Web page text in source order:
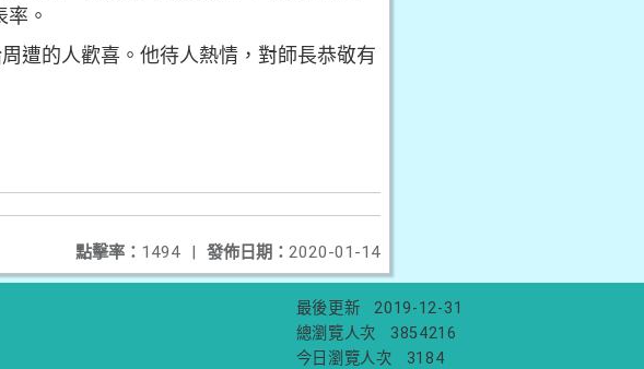
。
遭的人歡喜。他待人熱情，對師長恭敬有
發佈日期： 2020-01-14
點擊率： 1494 |
最後更新
2019-12-31
總瀏覽人次
3854216
今日瀏覽人次
3184